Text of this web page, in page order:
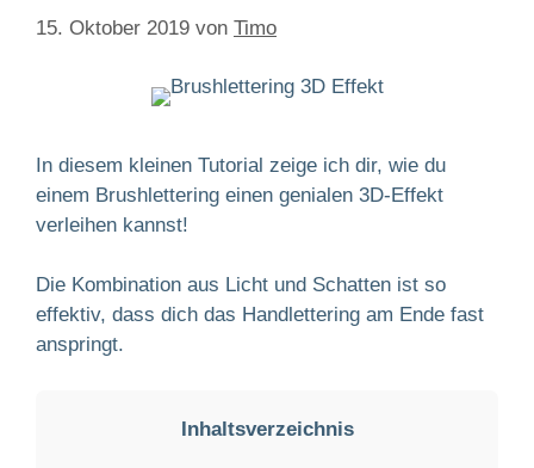
15. Oktober 2019 von Timo
In diesem kleinen Tutorial zeige ich dir, wie du
einem Brushlettering einen genialen 3D-Effekt
verleihen kannst!
Die Kombination aus Licht und Schatten ist so
effektiv, dass dich das Handlettering am Ende fast
anspringt.
Inhaltsverzeichnis